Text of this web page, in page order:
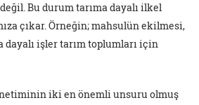
Bu durum tarıma dayalı ilkel
çıkar. Örneğin; mahsulün ekilmesi,
işler tarım toplumları için
iki en önemli unsuru olmuş